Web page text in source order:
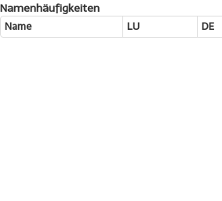
Namenhäufigkeiten
Name LU DE